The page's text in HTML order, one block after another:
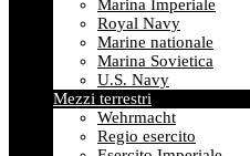
Marina Imperiale
Royal Navy
Marine nationale
Marina Sovietica
U.S. Navy
Mezzi terrestri
Wehrmacht
Regio esercito